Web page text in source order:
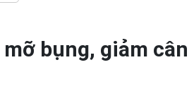
bụng, giảm